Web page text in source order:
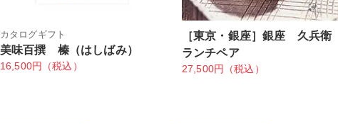
カタログギフト
美味百撰 榛（はしばみ）
16,500円（税込）
［東京・銀座］銀座 久兵衛
ランチペア
27,500円（税込）